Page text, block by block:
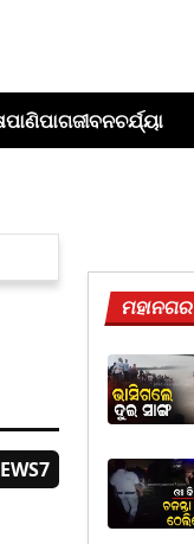
ପାଣିପାଗଜୀବନଚର୍ଯ୍ୟା
ମହାନଗର